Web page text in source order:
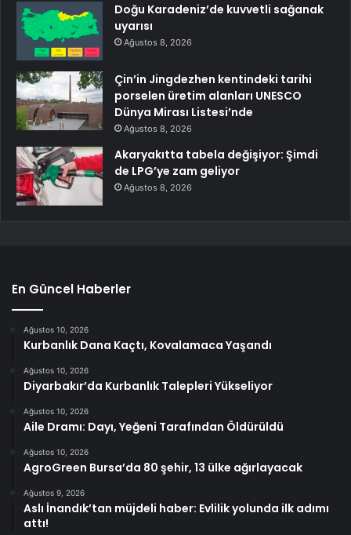
Doğu Karadeniz’de kuvvetli sağanak
uyarısı
Ağustos 8, 2026
Çin’in Jingdezhen kentindeki tarihi
porselen üretim alanları UNESCO
Dünya Mirası Listesi’nde
Ağustos 8, 2026
Akaryakıtta tabela değişiyor: Şimdi
de LPG’ye zam geliyor
Ağustos 8, 2026
En Güncel Haberler
Ağustos 10, 2026
Kurbanlık Dana Kaçtı, Kovalamaca Yaşandı
Ağustos 10, 2026
Diyarbakır’da Kurbanlık Talepleri Yükseliyor
Ağustos 10, 2026
Aile Dramı: Dayı, Yeğeni Tarafından Öldürüldü
Ağustos 10, 2026
AgroGreen Bursa’da 80 şehir, 13 ülke ağırlayacak
Ağustos 9, 2026
Aslı İnandık’tan müjdeli haber: Evlilik yolunda ilk adımı
attı!